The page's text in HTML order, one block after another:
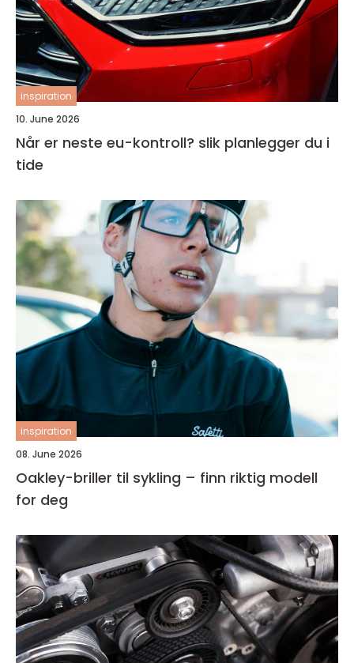
inspiration
10. June 2026
Når er neste eu-kontroll? slik planlegger du i
tide
inspiration
08. June 2026
Oakley-briller til sykling – finn riktig modell
for deg